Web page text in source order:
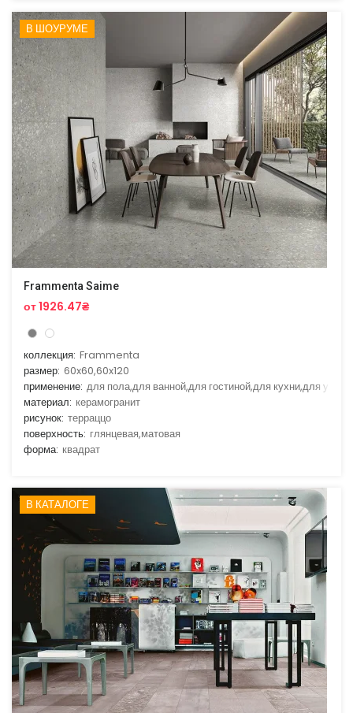
В ШОУРУМЕ
Frammenta Saime
от 1926.47₴
коллекция: Frammenta
размер: 60x60,60x120
применение: для пола,для ванной,для гостиной,для кухни,для улицы
материал: керамогранит
рисунок: терраццо
поверхность: глянцевая,матовая
форма: квадрат
В КАТАЛОГЕ